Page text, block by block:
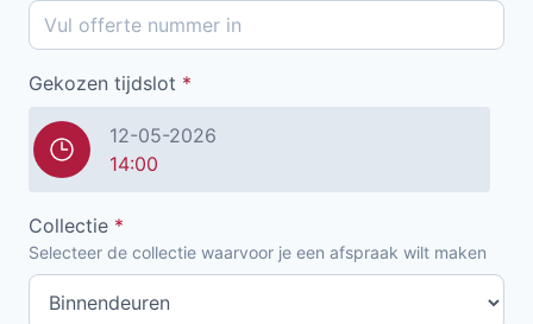
Gekozen tijdslot *
12-05-2026
14:00
Collectie *
Selecteer de collectie waarvoor je een afspraak wilt maken